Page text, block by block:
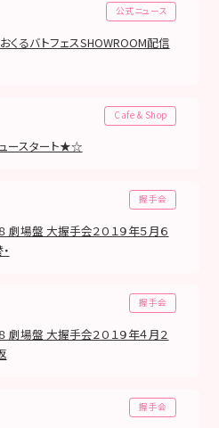
公式ニュース
るバトフェスSHOWROOM配信
Cafe & Shop
ースタート★☆
握手会
劇場盤 大握手会２０１９年５月６
握手会
劇場盤 大握手会２０１９年４月２
握手会